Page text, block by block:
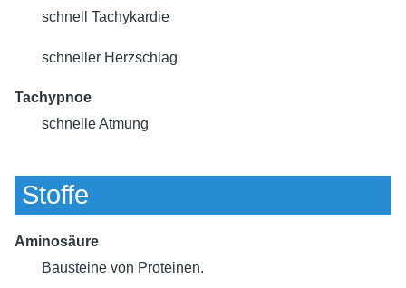
schnell Tachykardie
schneller Herzschlag
Tachypnoe
schnelle Atmung
Stoffe
Aminosäure
Bausteine von Proteinen.